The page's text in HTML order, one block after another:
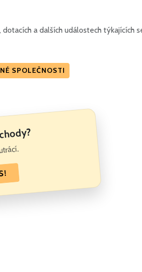
a dalších událostech týkajících
SPOLEČNOSTI